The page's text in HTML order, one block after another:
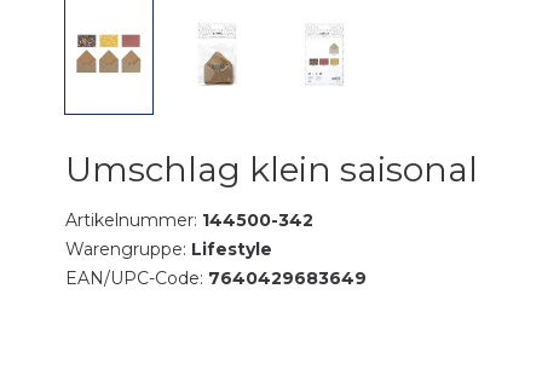
Umschlag klein saisonal
Artikelnummer: 144500-342
Warengruppe: Lifestyle
EAN/UPC-Code: 7640429683649